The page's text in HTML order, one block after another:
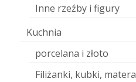
Inne rzeźby i figury
Kuchnia
porcelana i złoto
Filiżanki, kubki, matera